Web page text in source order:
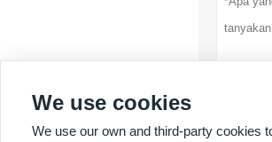
We use cookies
We use our own and third-party cookies